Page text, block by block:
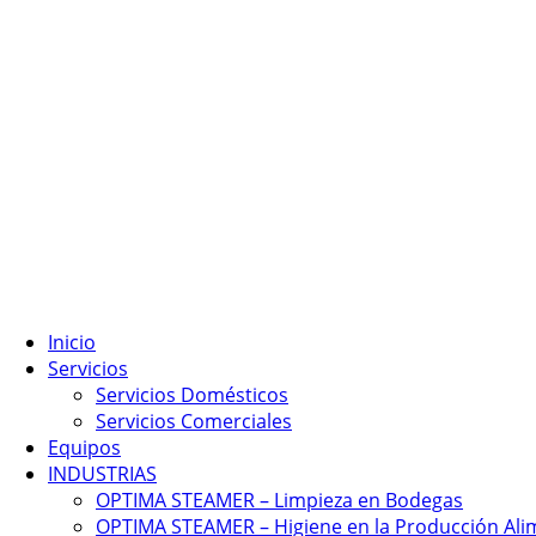
Inicio
Servicios
Servicios Domésticos
Servicios Comerciales
Equipos
INDUSTRIAS
OPTIMA STEAMER – Limpieza en Bodegas
OPTIMA STEAMER – Higiene en la Producción